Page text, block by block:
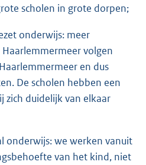
scholen in grote dorpen;
onderwijs: meer
volgen
en dus
De scholen hebben een
zich duidelijk van elkaar
onderwijs: we werken vanuit
van het kind, niet